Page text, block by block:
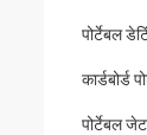
पोर्टेबल
पोर्टेबल